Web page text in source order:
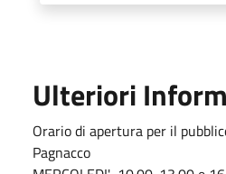
Ulteriori
Orario di apertura per il
Pagnacco